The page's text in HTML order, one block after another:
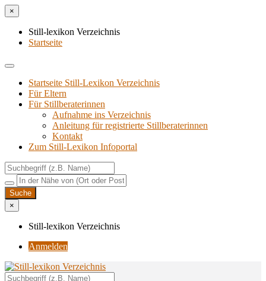
×
Still-lexikon Verzeichnis
Startseite
Startseite Still-Lexikon Verzeichnis
Für Eltern
Für Stillberaterinnen
Aufnahme ins Verzeichnis
Anlei­tung für regis­trier­te Stillberaterinnen
Kon­takt
Zum Still-Lexikon Infoportal
×
Still-lexikon Verzeichnis
Anmelden